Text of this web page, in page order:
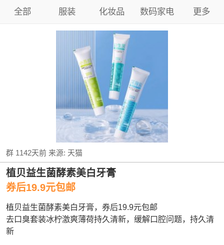
全部 服装 化妆品 数码家电 更多
群 1142天前来源: 天猫
植贝益生菌酵素美白牙膏
券后19.9元包邮
植贝益生菌酵素美白牙膏，券后19.9元包邮
去口臭套装冰柠激爽薄荷持久清新，缓解口腔问题，持久清
新